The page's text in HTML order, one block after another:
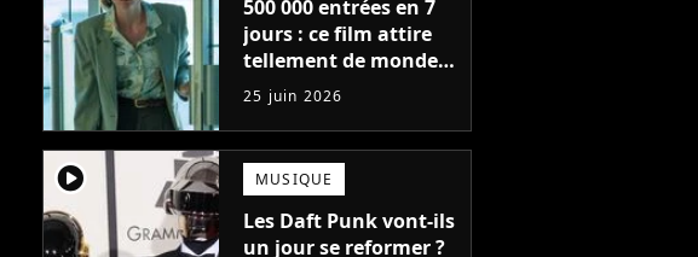
500 000 entrées en 7
jours : ce film attire
tellement de monde
dans les salles qu'une
suite est déjà
programmée, "on en
a clairement pas fini"
25 juin 2026
player2 MUSIQUE
Les Daft Punk vont-ils
un jour se reformer ?